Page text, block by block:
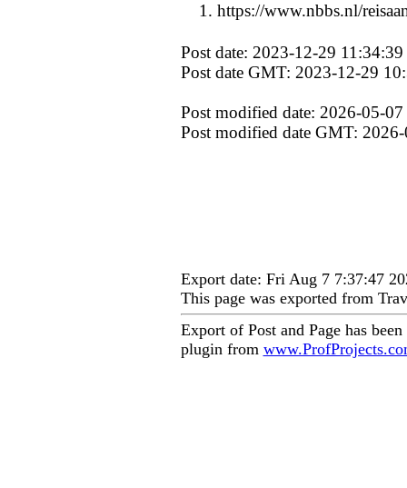
https://www.nbbs.nl/
Post date: 2023-12-29 11:34:39
Post date GMT: 2023-12-29
Post modified date: 2026-05-
Post modified date GMT:
Export date: Fri Aug 7 7:37:47
This page was exported from
Export of Post and Page has
plugin from